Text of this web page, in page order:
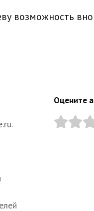
возможность
Оцените